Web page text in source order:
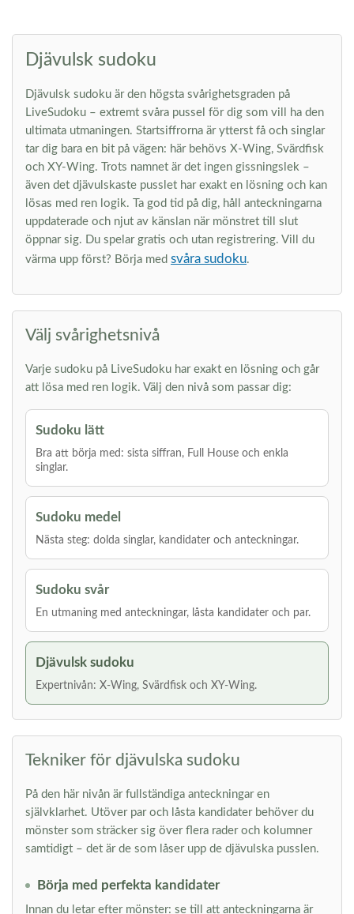
Djävulsk sudoku
Djävulsk sudoku är den högsta svårighetsgraden på
LiveSudoku – extremt svåra pussel för dig som vill ha den
ultimata utmaningen. Startsiffrorna är ytterst få och singlar
tar dig bara en bit på vägen: här behövs X-Wing, Svärdfisk
och XY-Wing. Trots namnet är det ingen gissningslek –
även det djävulskaste pusslet har exakt en lösning och kan
lösas med ren logik. Ta god tid på dig, håll anteckningarna
uppdaterade och njut av känslan när mönstret till slut
öppnar sig. Du spelar gratis och utan registrering. Vill du
värma upp först? Börja med svåra sudoku.
Välj svårighetsnivå
Varje sudoku på LiveSudoku har exakt en lösning och går
att lösa med ren logik. Välj den nivå som passar dig:
Sudoku lätt
Bra att börja med: sista siffran, Full House och enkla
singlar.
Sudoku medel
Nästa steg: dolda singlar, kandidater och anteckningar.
Sudoku svår
En utmaning med anteckningar, låsta kandidater och par.
Djävulsk sudoku
Expertnivån: X-Wing, Svärdfisk och XY-Wing.
Tekniker för djävulska sudoku
På den här nivån är fullständiga anteckningar en
självklarhet. Utöver par och låsta kandidater behöver du
mönster som sträcker sig över flera rader och kolumner
samtidigt – det är de som låser upp de djävulska pusslen.
Börja med perfekta kandidater
Innan du letar efter mönster: se till att anteckningarna är